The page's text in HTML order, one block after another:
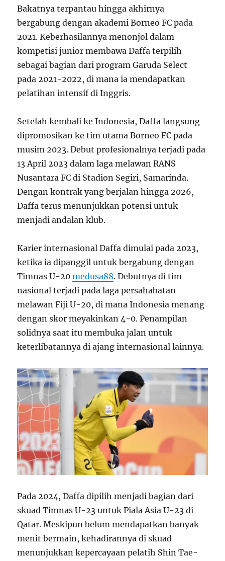
Bakatnya terpantau hingga akhirnya
bergabung dengan akademi Borneo FC pada
2021. Keberhasilannya menonjol dalam
kompetisi junior membawa Daffa terpilih
sebagai bagian dari program Garuda Select
pada 2021-2022, di mana ia mendapatkan
pelatihan intensif di Inggris.
Setelah kembali ke Indonesia, Daffa langsung
dipromosikan ke tim utama Borneo FC pada
musim 2023. Debut profesionalnya terjadi pada
13 April 2023 dalam laga melawan RANS
Nusantara FC di Stadion Segiri, Samarinda.
Dengan kontrak yang berjalan hingga 2026,
Daffa terus menunjukkan potensi untuk
menjadi andalan klub.
Karier internasional Daffa dimulai pada 2023,
ketika ia dipanggil untuk bergabung dengan
Timnas U-20medusa88. Debutnya di tim
nasional terjadi pada laga persahabatan
melawan Fiji U-20, di mana Indonesia menang
dengan skor meyakinkan 4-0. Penampilan
solidnya saat itu membuka jalan untuk
keterlibatannya di ajang internasional lainnya.
Pada 2024, Daffa dipilih menjadi bagian dari
skuad Timnas U-23 untuk Piala Asia U-23 di
Qatar. Meskipun belum mendapatkan banyak
menit bermain, kehadirannya di skuad
menunjukkan kepercayaan pelatih Shin Tae-